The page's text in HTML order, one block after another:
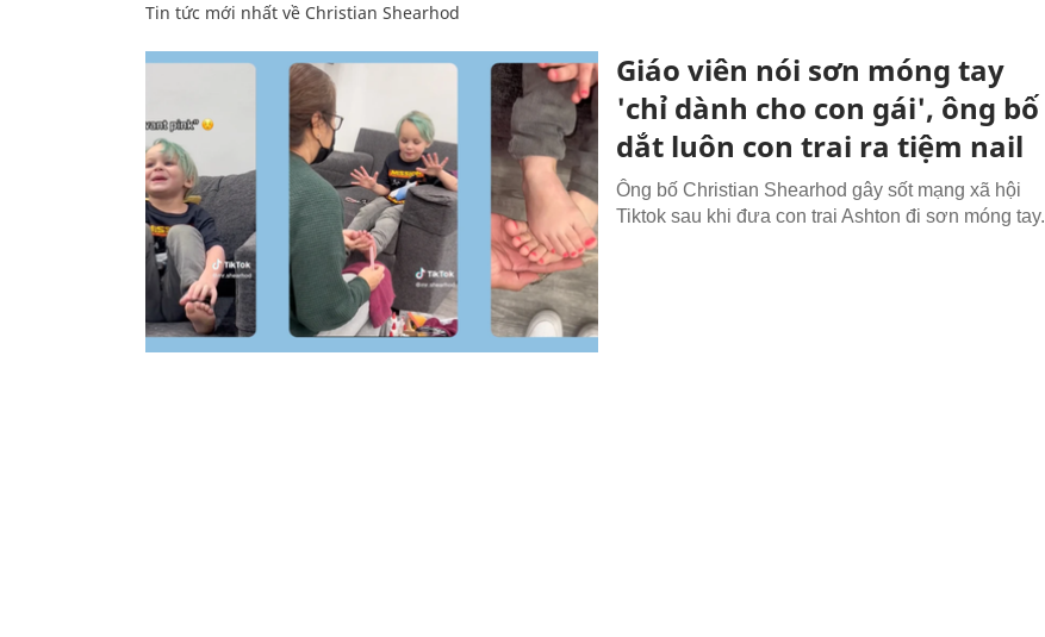
Tin tức mới nhất về Christian Shearhod
Giáo viên nói sơn móng tay
'chỉ dành cho con gái', ông bố
dắt luôn con trai ra tiệm nail
Ông bố Christian Shearhod gây sốt mạng xã hội
Tiktok sau khi đưa con trai Ashton đi sơn móng tay.